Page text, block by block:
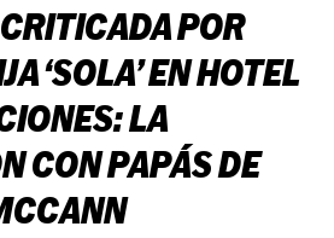
POR
‘SOLA’ EN HOTEL
LA
CON PAPÁS DE